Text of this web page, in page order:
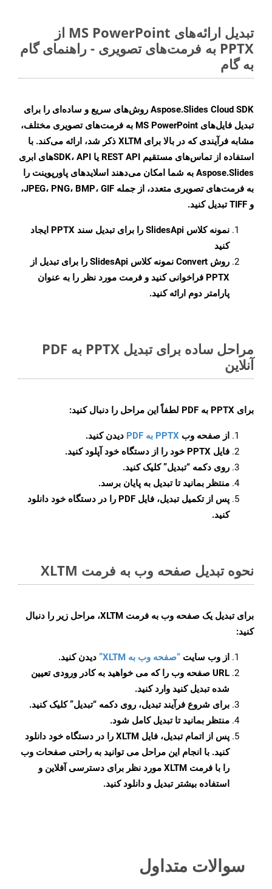
تبدیل ارائه‌های MS PowerPoint از
PPTX به فرمت‌های تصویری - راهنمای گام
به گام
Aspose.Slides Cloud SDK روش‌های سریع و ساده‌ای را برای
تبدیل فایل‌های MS PowerPoint به فرمت‌های تصویری مختلف،
مشابه فرآیندی که در بالا برای XLTM ذکر شد، ارائه می‌کند. با
استفاده از تماس‌های مستقیم REST API یا SDK، APIهای ابری
Aspose.Slides به شما امکان می‌دهند اسلایدهای پاورپوینت را
به فرمت‌های تصویری متعدد، از جمله JPEG، PNG، BMP، GIF،
و TIFF تبدیل کنید.
نمونه کلاس SlidesApi
را برای تبدیل سند PPTX ایجاد
کنید
روش Convert
نمونه کلاس SlidesApi را برای تبدیل از
PPTX فراخوانی کنید و فرمت مورد نظر را به عنوان
پارامتر دوم ارائه کنید.
مراحل ساده برای تبدیل PPTX به PDF
آنلاین
برای PPTX به PDF لطفاً این مراحل را دنبال کنید:
از صفحه وب PPTX به PDF
دیدن کنید.
فایل PPTX خود را از دستگاه خود آپلود کنید.
روی دکمه “تبدیل”کلیک کنید.
منتظر بمانید تا تبدیل به پایان برسد.
پس از تکمیل تبدیل، فایل PDF را در دستگاه خود دانلود
کنید.
نحوه تبدیل صفحه وب به فرمت XLTM
برای تبدیل یک صفحه وب به فرمت XLTM، مراحل زیر را دنبال
کنید:
از وب سایت “صفحه وب به XLTM”
دیدن کنید.
URL صفحه وب را که می خواهید به کادر ورودی تعیین
شده تبدیل کنید وارد کنید.
برای شروع فرآیند تبدیل، روی دکمه “تبدیل” کلیک کنید.
منتظر بمانید تا تبدیل کامل شود.
پس از اتمام تبدیل، فایل XLTM را در دستگاه خود دانلود
کنید. با انجام این مراحل می توانید به راحتی صفحات وب
را با فرمت XLTM مورد نظر برای دسترسی آفلاین و
استفاده بیشتر تبدیل و دانلود کنید.
سوالات متداول